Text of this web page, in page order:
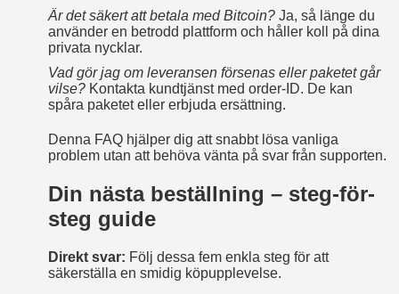
Är det säkert att betala med Bitcoin?Ja, så länge du
använder en betrodd plattform och håller koll på dina
privata nycklar.
Vad gör jag om leveransen försenas eller paketet går
vilse?Kontakta kundtjänst med order‑ID. De kan
spåra paketet eller erbjuda ersättning.
Denna FAQ hjälper dig att snabbt lösa vanliga
problem utan att behöva vänta på svar från supporten.
Din nästa beställning – steg-för-
steg guide
Direkt svar: Följ dessa fem enkla steg för att
säkerställa en smidig köpupplevelse.